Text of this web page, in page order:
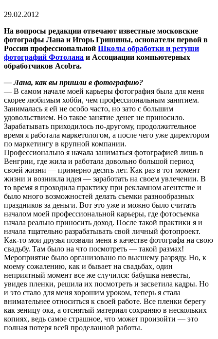
29.02.2012
На вопросы редакции отвечают известные московские
фотографы Лана и Игорь Гришины, основатели первой в
России профессиональной Школы обработки и ретуши
фотографий Фотолана и Ассоциации компьютерных
обработчиков Acobra.
— Лана, как вы пришли в фотографию?
— В самом начале моей карьеры фотография была для меня
скорее любимым хобби, чем профессиональным занятием.
Занималась я ей не особо часто, но зато с большим
удовольствием. Но такое занятие денег не приносило.
Зарабатывать приходилось по-другому, продолжительное
время я работала маркетологом, а после чего уже директором
по маркетингу в крупной компании.
Профессионально я начала заниматься фотографией лишь в
Венгрии, где жила и работала довольно большой период
своей жизни — примерно десять лет. Как раз в тот момент
жизни и возникла идея — заработать на своем увлечении. В
то время я проходила практику при рекламном агентстве и
было много возможностей делать съемки разнообразных
праздников за деньги. Вот это уже и можно было считать
началом моей профессиональной карьеры, где фотосъемка
начала реально приносить доход. После такой практики я и
начала тщательно разрабатывать свой личный фотопроект.
Как-то мои друзья позвали меня в качестве фотографа на свою
свадьбу. Там было на что посмотреть — такой размах!
Мероприятие было организовано по высшему разряду. Но, к
моему сожалению, как и бывает на свадьбах, один
неприятный момент все же случился: бабушка невесты,
увидев пленки, решила их посмотреть и засветила кадры. Но
и это стало для меня хорошим уроком, теперь я стала
внимательнее относиться к своей работе. Все пленки берегу
как зеницу ока, а отснятый материал сохраняю в нескольких
копиях, ведь самое страшное, что может произойти — это
полная потеря всей проделанной работы.